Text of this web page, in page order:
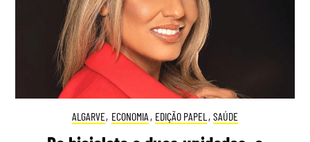
ALGARVE, ECONOMIA , EDIÇÃO PAPEL , SAÚDE